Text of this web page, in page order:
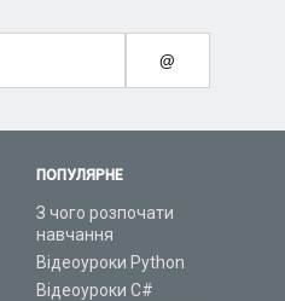
ПОПУЛЯРНЕ
З чого розпочати
навчання
Відеоуроки Python
Відеоуроки C#
@